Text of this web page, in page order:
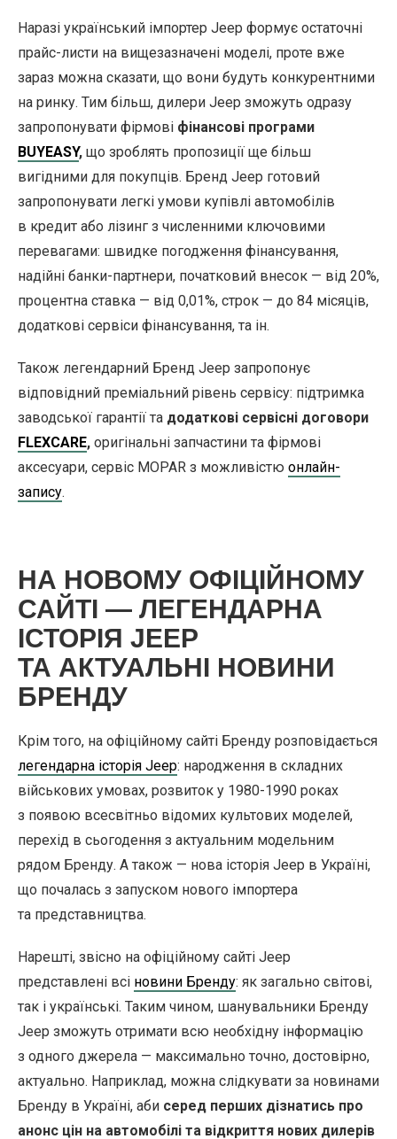
Наразі український імпортер Jeep формує остаточні
прайс-листи на вищезазначені моделі, проте вже
зараз можна сказати, що вони будуть конкурентними
на ринку. Тим більш, дилери Jeep зможуть одразу
запропонувати фірмові фінансові програми
BUYEASY, що зроблять пропозиції ще більш
вигідними для покупців. Бренд Jeep готовий
запропонувати легкі умови купівлі автомобілів
в кредит або лізинг з численними ключовими
перевагами: швидке погодження фінансування,
надійні банки-партнери, початковий внесок — від 20%,
процентна ставка — від 0,01%, строк — до 84 місяців,
додаткові сервіси фінансування, та ін.
Також легендарний Бренд Jeep запропонує
відповідний преміальний рівень сервісу: підтримка
заводської гарантії та додаткові сервісні договори
FLEXCARE, оригінальні запчастини та фірмові
аксесуари, сервіс MOPAR з можливістю онлайн-
запису.
НА НОВОМУ ОФІЦІЙНОМУ
САЙТІ — ЛЕГЕНДАРНА
ІСТОРІЯ JEEP
ТА АКТУАЛЬНІ НОВИНИ
БРЕНДУ
Крім того, на офіційному сайті Бренду розповідається
легендарна історія Jeep: народження в складних
військових умовах, розвиток у 1980-1990 роках
з появою всесвітньо відомих культових моделей,
перехід в сьогодення з актуальним модельним
рядом Бренду. А також — нова історія Jeep в Україні,
що почалась з запуском нового імпортера
та представництва.
Нарешті, звісно на офіційному сайті Jeep
представлені всі новини Бренду: як загально світові,
так і українські. Таким чином, шанувальники Бренду
Jeep зможуть отримати всю необхідну інформацію
з одного джерела — максимально точно, достовірно,
актуально. Наприклад, можна слідкувати за новинами
Бренду в Україні, аби серед перших дізнатись про
анонс цін на автомобілі та відкриття нових дилерів